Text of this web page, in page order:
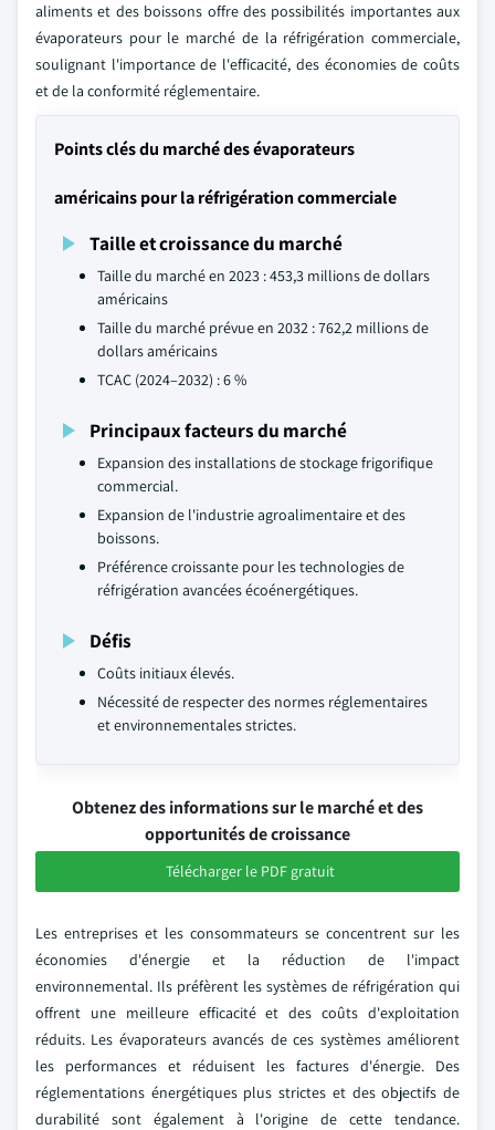
aliments et des boissons offre des possibilités importantes aux
évaporateurs pour le marché de la réfrigération commerciale,
soulignant l'importance de l'efficacité, des économies de coûts
et de la conformité réglementaire.
Points clés du marché des évaporateurs
américains pour la réfrigération commerciale
Taille et croissance du marché
Taille du marché en 2023 : 453,3 millions de dollars
américains
Taille du marché prévue en 2032 : 762,2 millions de
dollars américains
TCAC (2024–2032) : 6 %
Principaux facteurs du marché
Expansion des installations de stockage frigorifique
commercial.
Expansion de l'industrie agroalimentaire et des
boissons.
Préférence croissante pour les technologies de
réfrigération avancées écoénergétiques.
Défis
Coûts initiaux élevés.
Nécessité de respecter des normes réglementaires
et environnementales strictes.
Obtenez des informations sur le marché et des
opportunités de croissance
Télécharger le PDF gratuit
Les entreprises et les consommateurs se concentrent sur les
économies d'énergie et la réduction de l'impact
environnemental. Ils préfèrent les systèmes de réfrigération qui
offrent une meilleure efficacité et des coûts d'exploitation
réduits. Les évaporateurs avancés de ces systèmes améliorent
les performances et réduisent les factures d'énergie. Des
réglementations énergétiques plus strictes et des objectifs de
durabilité sont également à l'origine de cette tendance.